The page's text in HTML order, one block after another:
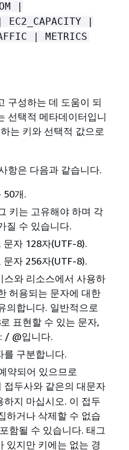
|
EC2_CAPACITY |
| METRICS
구성하는 데 도움이 되
선택적 메타데이터입니
는 키와 선택적 값으로
항은 다음과 같습니다.
50개.
키는 고유해야 하며 각
질 수 있습니다.
자 128자(UTF-8).
자 256자(UTF-8).
와 리소스에서 사용하
허용되는 문자에 대한
의합니다. 일반적으로
표현할 수 있는 문자,
/ @입니다.
를 구분합니다.
약되어 있으므로
접두사와 같은의 대문자
하지 마십시오. 이 접두
하거나 삭제할 수 없습
함될 수 있습니다. 태그
있지만 키에는 없는 경